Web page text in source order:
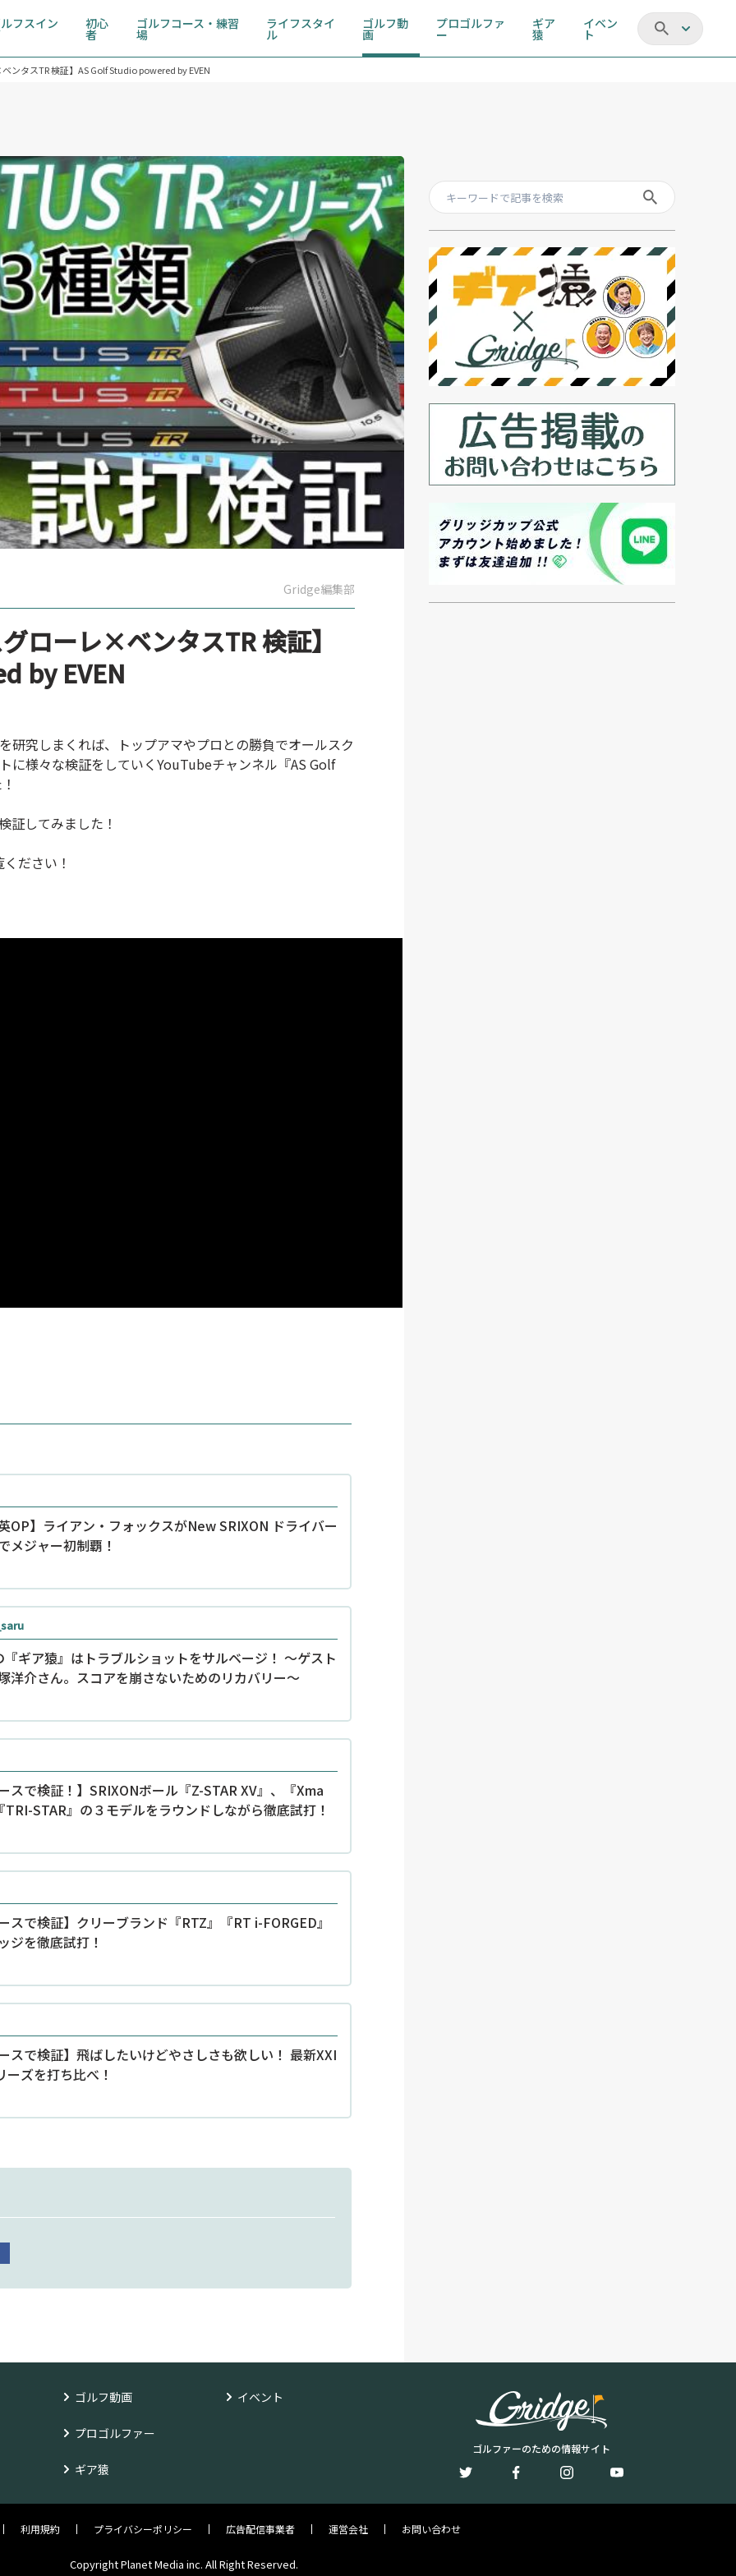
フスイン 初心
者
ゴルフコース・練習
場
ライフスタイ
ル
ゴルフ動
画
プロゴルファ
ー
ギア
猿
イベン
ト
ンタスTR 検証】AS Golf Studio powered by EVEN
Gridge編集部
ローレ×ベンタスTR 検証】
by EVEN
研究しまくれば、トップアマやプロとの勝負でオールスク
様々な検証をしていくYouTubeチャンネル『AS Golf
証してみました！
ださい！
OP】ライアン・フォックスがNew SRIXON ドライバー
メジャー初制覇！
『ギア猿』はトラブルショットをサルベージ！ ～ゲスト
洋介さん。スコアを崩さないためのリカバリー〜
スで検証！】SRIXONボール『Z-STAR XV』、『Xma
TRI-STAR』の３モデルをラウンドしながら徹底試打！
スで検証】クリーブランド『RTZ』『RT i-FORGED』
ジを徹底試打！
スで検証】飛ばしたいけどやさしさも欲しい！ 最新XXI
ーズを打ち比べ！
ゴルフ動画
プロゴルファー
ギア猿
イベント
ゴルファーのための情報サイト
利用規約 プライバシーポリシー 広告配信事業者 運営会社 お問い合わせ
Copyright Planet Media inc. All Right Reserved.